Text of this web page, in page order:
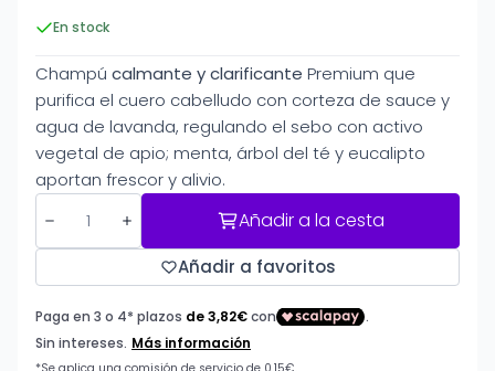
En stock
Champú calmante y clarificante Premium que
purifica el cuero cabelludo con corteza de sauce y
agua de lavanda, regulando el sebo con activo
vegetal de apio; menta, árbol del té y eucalipto
aportan frescor y alivio.
Añadir a la cesta
Añadir a favoritos